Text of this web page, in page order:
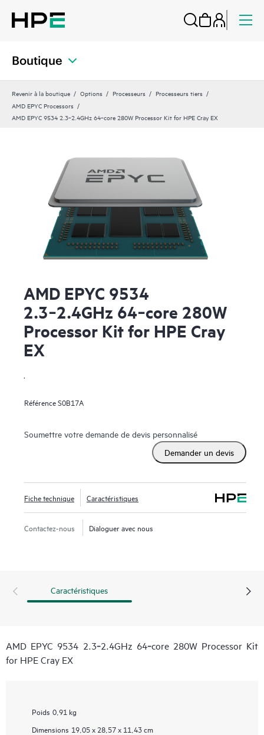
Boutique
Revenir à la boutique Options Processeurs
Processeurs tiers
AMD EPYC Processors
AMD EPYC 9534 2.3‑2.4GHz 64‑core 280W Processor Kit for HPE Cray EX
AMD EPYC 9534
2.3‑2.4GHz 64‑core 280W
Processor Kit for HPE Cray
EX
RéférenceS0B17A
Soumettre votre demande de devis personnalisé
Demander un devis
Fiche technique Caractéristiques
Contactez-nous Dialoguer avec nous
Caractéristiques
AMD EPYC 9534 2.3‑2.4GHz 64‑core 280W Processor Kit
for HPE Cray EX
Poids 0,91 kg
Dimensions 19,05 x 28,57 x 11,43 cm